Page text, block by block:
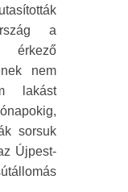
a
nem
lakást
sorsuk
Újpest-